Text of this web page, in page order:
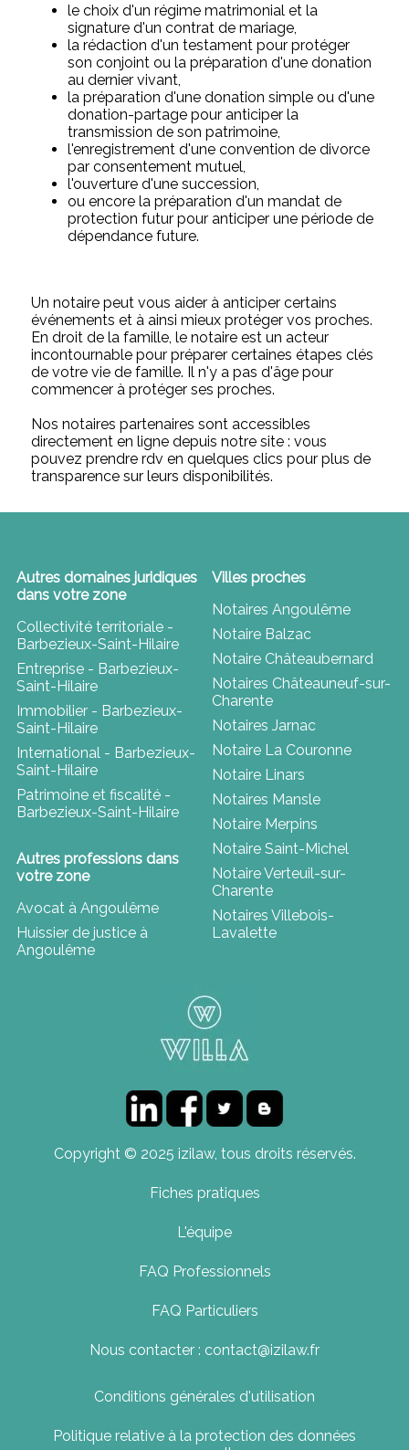
le choix d'un régime matrimonial et la
signature d'un contrat de mariage,
la rédaction d'un testament pour protéger
son conjoint ou la préparation d'une donation
au dernier vivant,
la préparation d'une donation simple ou d'une
donation-partage pour anticiper la
transmission de son patrimoine,
l'enregistrement d'une convention de divorce
par consentement mutuel,
l'ouverture d'une succession,
ou encore la préparation d'un mandat de
protection futur pour anticiper une période de
dépendance future.
Un notaire peut vous aider à anticiper certains
événements et à ainsi mieux protéger vos proches.
En droit de la famille, le notaire est un acteur
incontournable pour préparer certaines étapes clés
de votre vie de famille. Il n'y a pas d'âge pour
commencer à protéger ses proches.
Nos notaires partenaires sont accessibles
directement en ligne depuis notre site : vous
pouvez prendre rdv en quelques clics pour plus de
transparence sur leurs disponibilités.
Autres domaines juridiques
dans votre zone
Collectivité territoriale -
Barbezieux-Saint-Hilaire
Entreprise - Barbezieux-
Saint-Hilaire
Immobilier - Barbezieux-
Saint-Hilaire
International - Barbezieux-
Saint-Hilaire
Patrimoine et fiscalité -
Barbezieux-Saint-Hilaire
Autres professions dans
votre zone
Avocat à Angoulême
Huissier de justice à
Angoulême
Villes proches
Notaires Angoulême
Notaire Balzac
Notaire Châteaubernard
Notaires Châteauneuf-sur-
Charente
Notaires Jarnac
Notaire La Couronne
Notaire Linars
Notaires Mansle
Notaire Merpins
Notaire Saint-Michel
Notaire Verteuil-sur-
Charente
Notaires Villebois-
Lavalette
Copyright © 2025 izilaw, tous droits réservés.
Fiches pratiques
L'équipe
FAQ Professionnels
FAQ Particuliers
Nous contacter : contact@izilaw.fr
Conditions générales d'utilisation
Politique relative à la protection des données